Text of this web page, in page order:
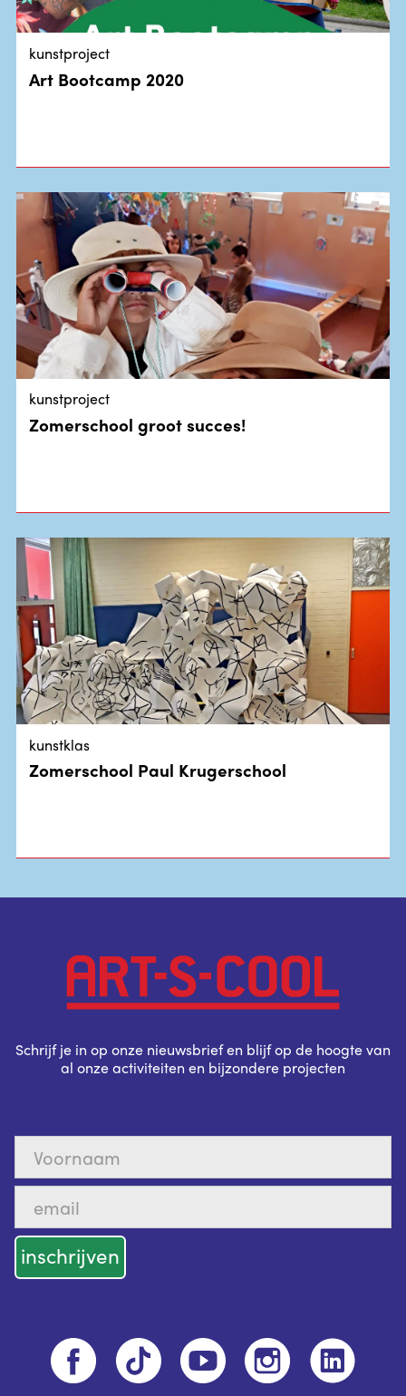
kunstproject
Art Bootcamp 2020
kunstproject
Zomerschool groot succes!
kunstklas
Zomerschool Paul Krugerschool
Schrijf je in op onze nieuwsbrief en blijf op de hoogte van
al onze activiteiten en bijzondere projecten